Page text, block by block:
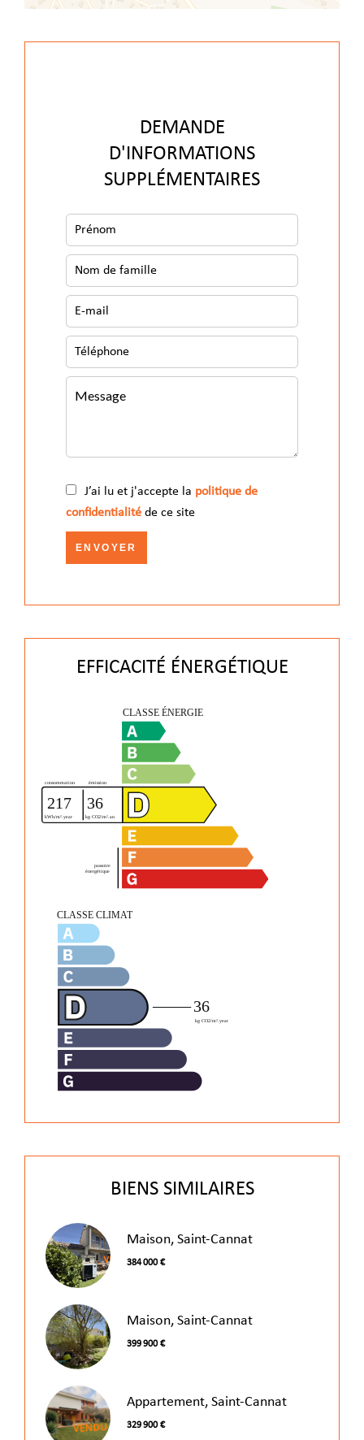
DEMANDE
D'INFORMATIONS
SUPPLÉMENTAIRES
J’ai lu et j'accepte la politique de
confidentialité de ce site
ENVOYER
EFFICACITÉ ÉNERGÉTIQUE
BIENS SIMILAIRES
Maison, Saint-Cannat
384 000 €
Maison, Saint-Cannat
399 900 €
Appartement, Saint-Cannat
329 900 €